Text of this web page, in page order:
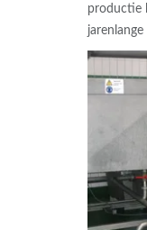
productie